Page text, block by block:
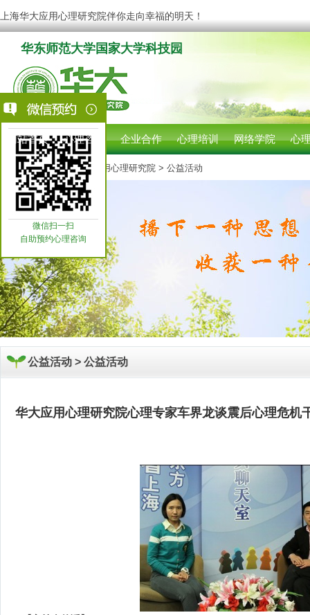
上海华大应用心理研究院伴你走向幸福的明天！
华东师范大学国家大学科技园
网站首页 心理咨询 企业合作 心理培训 网络学院 心
您现在的位置:上海华大应用心理研究院 > 公益活动
公益活动 > 公益活动
华大应用心理研究院心理专家车界龙谈震后心理危
微信扫一扫
自助预约心理咨询